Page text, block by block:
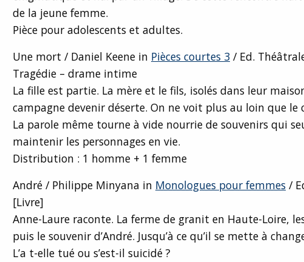
de la jeune femme.
Pièce pour adolescents et adultes.
Une mort / Daniel Keene in Pièces courtes 3 / Ed.
Tragédie – drame intime
La fille est partie. La mère et le fils, isolés dans leur
campagne devenir déserte. On ne voit plus au loin que le
La parole même tourne à vide nourrie de souvenirs qui
maintenir les personnages en vie.
Distribution : 1 homme + 1 femme
André / Philippe Minyana in Monologues pour femmes /
[Livre]
Anne-Laure raconte. La ferme de granit en Haute-Loire,
puis le souvenir d’André. Jusqu’à ce qu’il se mette à
L’a t-elle tué ou s’est-il suicidé ?